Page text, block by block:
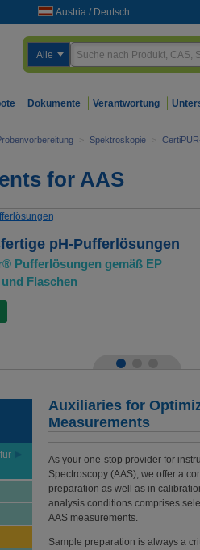
Austria / Deutsch
Alle
Dokumente Verantwortung
> Spektroskopie >
for AAS
pH-Pufferlösungen
Pufferlösungen gemäß EP
Flaschen
Auxiliaries for
Measurements
As your one-stop provider for
Spectroscopy (AAS), we offer a
preparation as well as in
analysis conditions comprises
AAS measurements.
Sample preparation is always a